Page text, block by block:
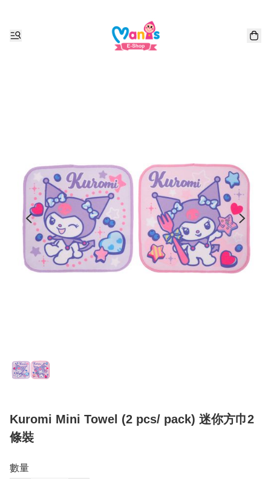
Kuromi Mini Towel (2 pcs/ pack) 迷你方巾2
條裝
數量